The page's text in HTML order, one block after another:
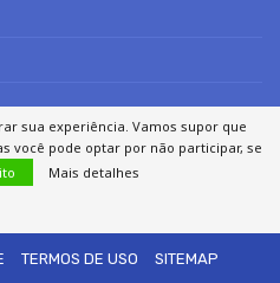
TERMOS DE USO SITEMAP
sua experiência. Vamos supor que
você pode optar por não participar, se
Mais detalhes